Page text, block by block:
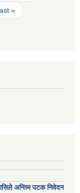
»
अन्तिम पटक निवेदन